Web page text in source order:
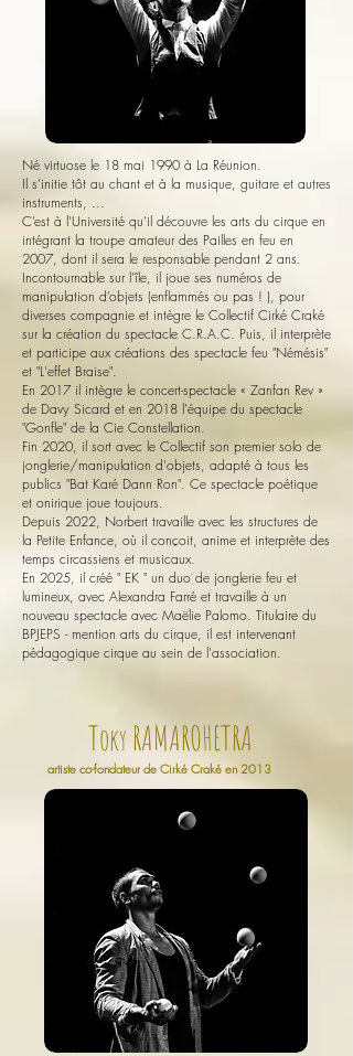
Né virtuose le 18 mai 1990 à La Réunion.
Il s’initie tôt au chant et à la musique, guitare et autres
instruments, ...
C’est à l'Université qu’il découvre les arts du cirque en
intégrant la troupe amateur des Pailles en feu en
2007, dont il sera le responsable pendant 2 ans.
Incontournable sur l’île, il joue ses numéros de
manipulation d’objets (enflammés ou pas ! ), pour
diverses compagnie et intègre le Collectif Cirké Craké
sur la création du spectacle C.R.A.C. Puis, il interprète
et participe aux créations des spectacle feu "Némésis"
et "L'effet Braise".
En 2017 il intègre le concert-spectacle « Zanfan Rev »
de Davy Sicard et en 2018 l'équipe du spectacle
"Gonfle" de la Cie Constellation.
Fin 2020, il sort avec le Collectif son premier solo de
jonglerie/manipulation d'objets, adapté à tous les
publics "Bat Karé Dann Ron". Ce spectacle poétique
et onirique joue toujours.
Depuis 2022, Norbert travaille avec les structures de
la Petite Enfance, où il conçoit, anime et interprète des
temps circassiens et musicaux.
En 2025, il créé " EK " un duo de jonglerie feu et
lumineux, avec Alexandra Farré et travaille à un
nouveau spectacle avec Maëlie Palomo. Titulaire du
BPJEPS - mention arts du cirque, il est intervenant
pédagogique cirque au sein de l'association.
Toky RAMAROHETRA
artiste co-fondateur de Cirké Craké en 2013